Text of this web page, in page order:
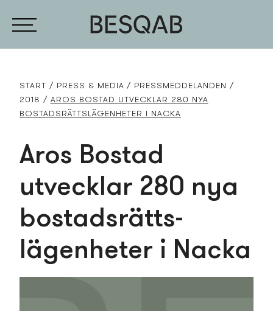
START PRESS­ & MEDIA
PRESS­MEDDELANDEN
2018
AROS BOSTAD UTVECKLAR 280 NYA
BOSTADS­RÄTTS­LÄGENHETER I NACKA
Aros Bostad
utvecklar 280 nya
bostads­rätts­
lägenheter i Nacka